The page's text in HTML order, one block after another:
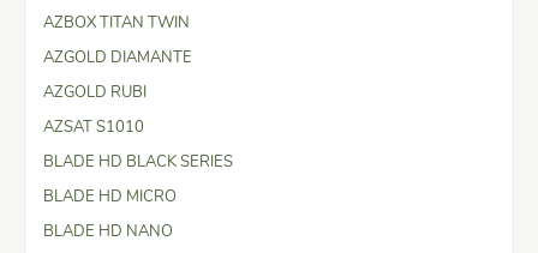
AZBOX TITAN TWIN
AZGOLD DIAMANTE
AZGOLD RUBI
AZSAT S1010
BLADE HD BLACK SERIES
BLADE HD MICRO
BLADE HD NANO